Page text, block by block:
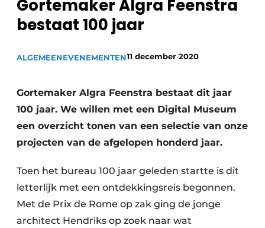
Jubileumboek
Nieuwsbrief
Privacy / Cookie statement
Vacatures
Ziekenhuizen
Woonzorg & Verpleeghuizen
Laboratoria
Gortemaker Algra Feenstra
bestaat 100 jaar
ALGEMEENEVENEMENTEN11 december 2020
Gortemaker Algra Feenstra bestaat dit jaar
100 jaar. We willen met een Digital Museum
een overzicht tonen van een selectie van onze
projecten van de afgelopen honderd jaar.
Toen het bureau 100 jaar geleden startte is dit
letterlijk met een ontdekkingsreis begonnen.
Met de Prix de Rome op zak ging de jonge
architect Hendriks op zoek naar wat